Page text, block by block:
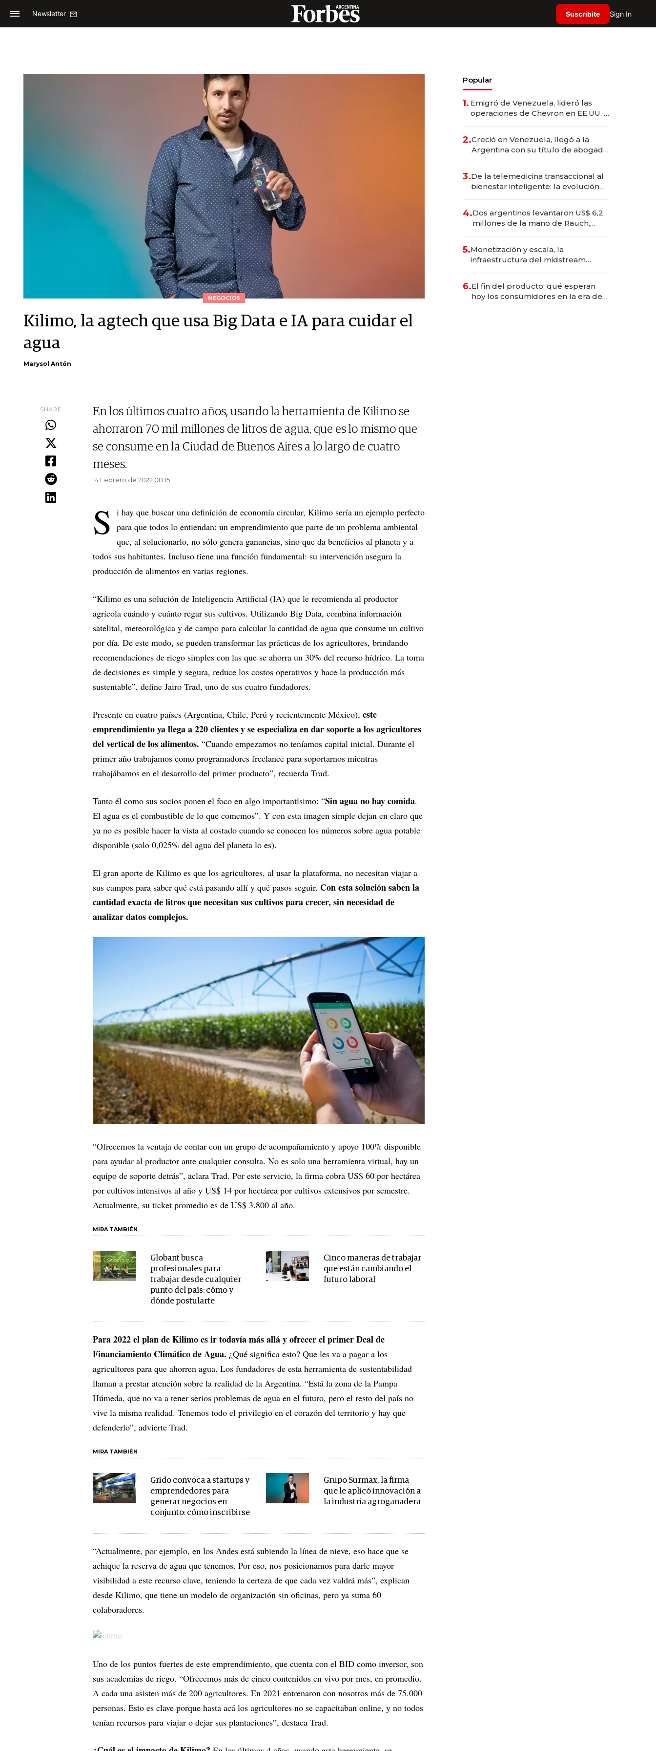
Newsletter Suscribite Sign In
NEGOCIOS
Kilimo, la agtech que usa Big Data e IA para cuidar el
agua
Marysol Antón
SHARE
En los últimos cuatro años, usando la herramienta de Kilimo se
ahorraron 70 mil millones de litros de agua, que es lo mismo que
se consume en la Ciudad de Buenos Aires a lo largo de cuatro
meses.
14 Febrero de 2022 08.15
S i hay que buscar una definición de economía circular, Kilimo sería un ejemplo perfecto
para que todos lo entiendan: un emprendimiento que parte de un problema ambiental
que, al solucionarlo, no sólo genera ganancias, sino que da beneficios al planeta y a
todos sus habitantes. Incluso tiene una función fundamental: su intervención asegura la
producción de alimentos en varias regiones.
“Kilimo es una solución de Inteligencia Artificial (IA) que le recomienda al productor
agrícola cuándo y cuánto regar sus cultivos. Utilizando Big Data, combina información
satelital, meteorológica y de campo para calcular la cantidad de agua que consume un cultivo
por día. De este modo, se pueden transformar las prácticas de los agricultores, brindando
recomendaciones de riego simples con las que se ahorra un 30% del recurso hídrico. La toma
de decisiones es simple y segura, reduce los costos operativos y hace la producción más
sustentable”, define Jairo Trad, uno de sus cuatro fundadores.
Presente en cuatro países (Argentina, Chile, Perú y recientemente México), este
emprendimiento ya llega a 220 clientes y se especializa en dar soporte a los agricultores
del vertical de los alimentos. “Cuando empezamos no teníamos capital inicial. Durante el
primer año trabajamos como programadores freelance para soportarnos mientras
trabajábamos en el desarrollo del primer producto”, recuerda Trad.
Tanto él como sus socios ponen el foco en algo importantísimo: “Sin agua no hay comida.
El agua es el combustible de lo que comemos”. Y con esta imagen simple dejan en claro que
ya no es posible hacer la vista al costado cuando se conocen los números sobre agua potable
disponible (solo 0,025% del agua del planeta lo es).
El gran aporte de Kilimo es que los agricultores, al usar la plataforma, no necesitan viajar a
sus campos para saber qué está pasando allí y qué pasos seguir. Con esta solución saben la
cantidad exacta de litros que necesitan sus cultivos para crecer, sin necesidad de
analizar datos complejos.
“Ofrecemos la ventaja de contar con un grupo de acompañamiento y apoyo 100% disponible
para ayudar al productor ante cualquier consulta. No es solo una herramienta virtual, hay un
equipo de soporte detrás”, aclara Trad. Por este servicio, la firma cobra US$ 60 por hectárea
por cultivos intensivos al año y US$ 14 por hectárea por cultivos extensivos por semestre.
Actualmente, su ticket promedio es de US$ 3.800 al año.
MIRA TAMBIÉN
Globant busca
profesionales para
trabajar desde cualquier
punto del país: cómo y
dónde postularte
Cinco maneras de trabajar
que están cambiando el
futuro laboral
Para 2022 el plan de Kilimo es ir todavía más allá y ofrecer el primer Deal de
Financiamiento Climático de Agua. ¿Qué significa esto? Que les va a pagar a los
agricultores para que ahorren agua. Los fundadores de esta herramienta de sustentabilidad
llaman a prestar atención sobre la realidad de la Argentina. “Está la zona de la Pampa
Húmeda, que no va a tener serios problemas de agua en el futuro, pero el resto del país no
vive la misma realidad. Tenemos todo el privilegio en el corazón del territorio y hay que
defenderlo”, advierte Trad.
MIRA TAMBIÉN
Grido convoca a startups y
emprendedores para
generar negocios en
conjunto: cómo inscribirse
Grupo Surmax, la firma
que le aplicó innovación a
la industria agroganadera
“Actualmente, por ejemplo, en los Andes está subiendo la línea de nieve, eso hace que se
achique la reserva de agua que tenemos. Por eso, nos posicionamos para darle mayor
visibilidad a este recurso clave, teniendo la certeza de que cada vez valdrá más”, explican
desde Kilimo, que tiene un modelo de organización sin oficinas, pero ya suma 60
colaboradores.
Uno de los puntos fuertes de este emprendimiento, que cuenta con el BID como inversor, son
sus academias de riego. “Ofrecemos más de cinco contenidos en vivo por mes, en promedio.
A cada una asisten más de 200 agricultores. En 2021 entrenaron con nosotros más de 75.000
personas. Esto es clave porque hasta acá los agricultores no se capacitaban online, y no todos
tenían recursos para viajar o dejar sus plantaciones”, destaca Trad.
Popular
1. Emigró de Venezuela, lideró las
operaciones de Chevron en EE.UU. y
2.Creció en Venezuela, llegó a la
Argentina con su título de abogado
marcas "fast premium"
3.De la telemedicina transaccional al
bienestar inteligente: la evolución
4.Dos argentinos levantaron US$ 6,2
millones de la mano de Rauch,
5.Monetización y escala, la
infraestructura del midstream
6.El fin del producto: qué esperan
hoy los consumidores en la era de